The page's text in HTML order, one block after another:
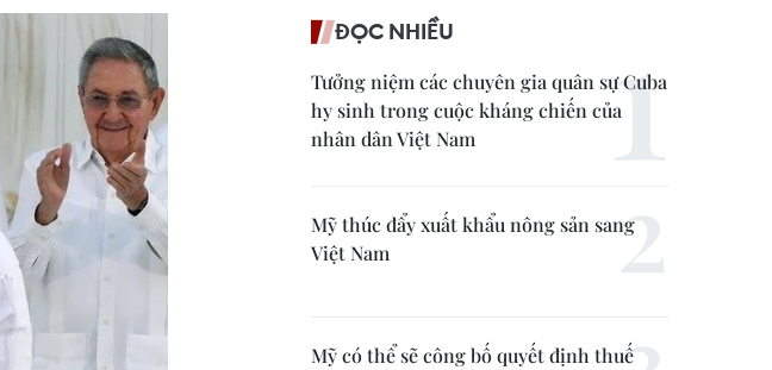
ĐỌC NHIỀU
Tưởng niệm các chuyên gia quân sự Cuba
hy sinh trong cuộc kháng chiến của
nhân dân Việt Nam
Mỹ thúc đẩy xuất khẩu nông sản sang
Việt Nam
Mỹ có thể sẽ công bố quyết định thuế